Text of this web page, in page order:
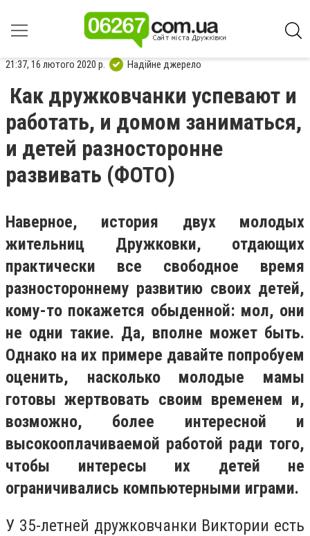
21:37, 16 лютого 2020 р. Надійне джерело
Как дружковчанки успевают и
работать, и домом заниматься,
и детей разносторонне
развивать (ФОТО)
Наверное, история двух молодых
жительниц Дружковки, отдающих
практически все свободное время
разностороннему развитию своих детей,
кому-то покажется обыденной: мол, они
не одни такие. Да, вполне может быть.
Однако на их примере давайте попробуем
оценить, насколько молодые мамы
готовы жертвовать своим временем и,
возможно, более интересной и
высокооплачиваемой работой ради того,
чтобы интересы их детей не
ограничивались компьютерными играми.
У 35-летней дружковчанки Виктории есть